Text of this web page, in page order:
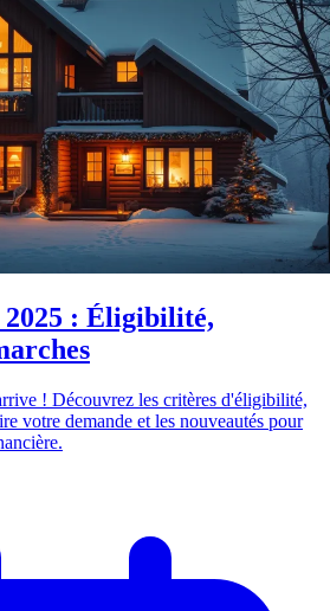
2025 : Éligibilité,
! Découvrez les critères d'éligibilité,
votre demande et les nouveautés pour